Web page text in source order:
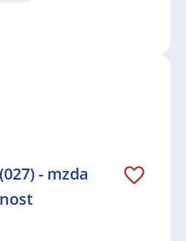
- mzda